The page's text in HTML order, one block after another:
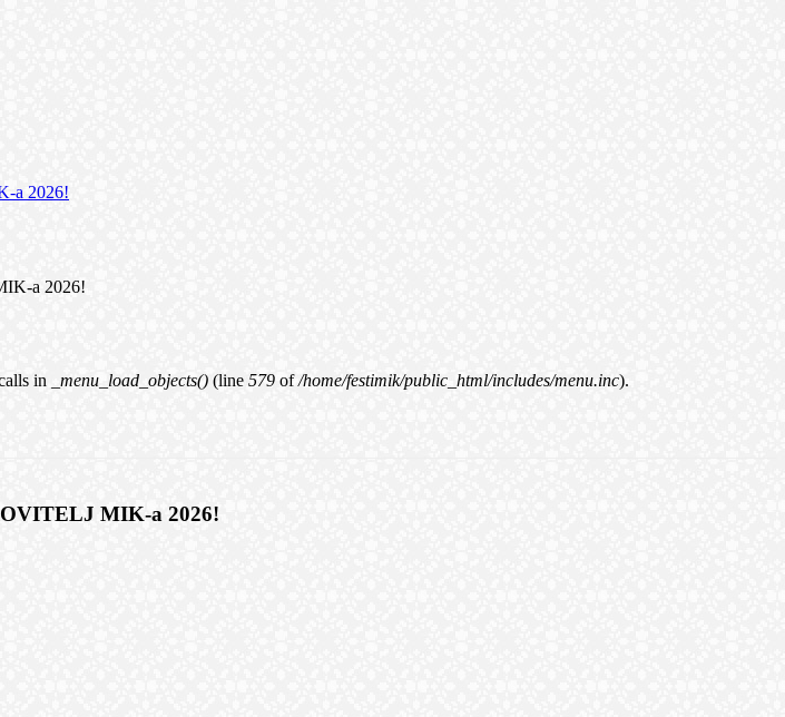
a 2026!
a 2026!
in _menu_load_objects() (line 579 of/home/festimik/public_html/includes/menu.inc).
MIK-a 2026!